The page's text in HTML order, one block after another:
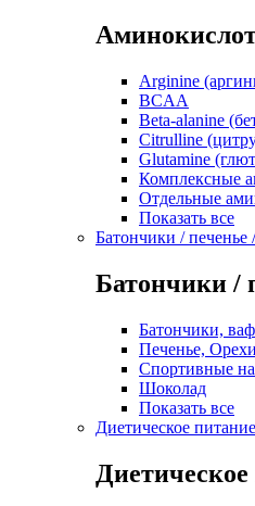
Arginine
BCAA
Beta-alanine
Citrulline
Glutamine
Комплексные
Отдельные
Показать все
Батончики / печенье
Батончики /
Батончики,
Печенье,
Спортивные
Шоколад
Показать все
Диетическое питание